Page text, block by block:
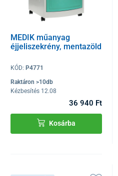
MEDIK műanyag
éjjeliszekrény, mentazöld
KÓD: P4771
Raktáron >10db
Kézbesítés 12.08
36 940 Ft
Kosárba